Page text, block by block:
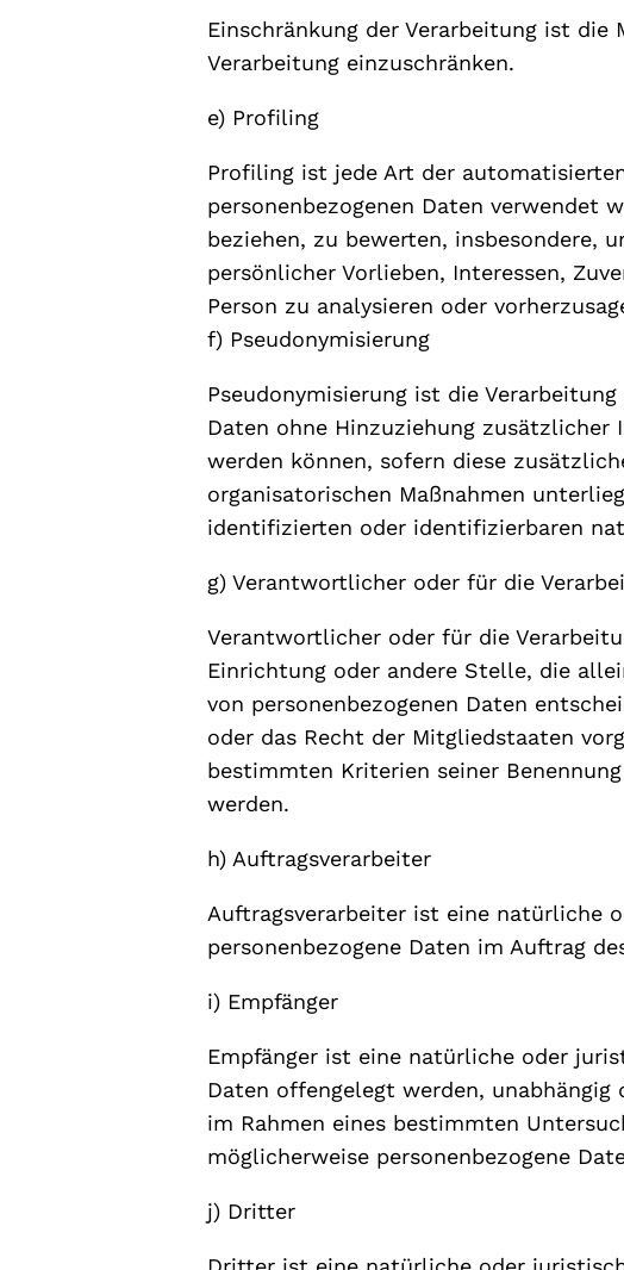
Einschränkung der Verarbeitung ist
Verarbeitung einzuschränken.
e) Profiling
Profiling ist jede Art der
personenbezogenen Daten verwendet
beziehen, zu bewerten, insbesondere,
persönlicher Vorlieben, Interessen,
Person zu analysieren oder
f) Pseudonymisierung
Pseudonymisierung ist die
Daten ohne Hinzuziehung
werden können, sofern diese
organisatorischen Maßnahmen
identifizierten oder identifizierbaren
g) Verantwortlicher oder für die
Verantwortlicher oder für die
Einrichtung oder andere Stelle, die
von personenbezogenen Daten
oder das Recht der Mitgliedstaaten
bestimmten Kriterien seiner
werden.
h) Auftragsverarbeiter
Auftragsverarbeiter ist eine natürliche
personenbezogene Daten im Auftrag
i) Empfänger
Empfänger ist eine natürliche oder
Daten offengelegt werden,
im Rahmen eines bestimmten
möglicherweise personenbezogene
j) Dritter